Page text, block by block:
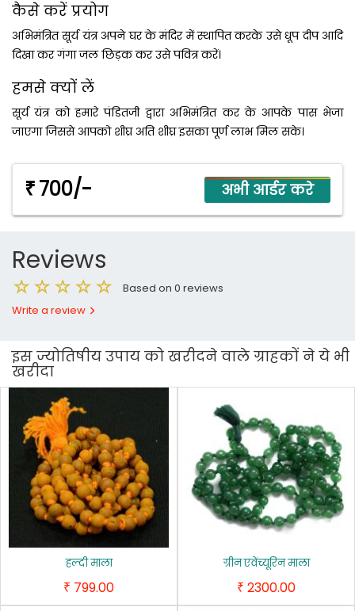
कैसे करें प्रयोग
अभिमंत्रित सूर्य यंत्र अपने घर के मंदिर में स्‍थापित करके उसे धूप दीप आदि
दिखा कर गंगा जल छिड़क कर उसे पवित्र करें।
हमसे क्यों लें
सूर्य यंत्र को हमारे पंडितजी द्वारा अभिमंत्रित कर के आपके पास भेजा
जाएगा जिससे आपको शीघ्र अति शीघ्र इसका पूर्ण लाभ मिल सके।
₹ 700/-
Reviews
Based on 0 reviews
Write a review
इस ज्योतिषीय उपाय को खरीदने वाले ग्राहकों ने ये भी
खरीदा
हल्‍दी माला
₹ 799.00
ग्रीन एवेंच्‍यूरिन माला
₹ 2300.00